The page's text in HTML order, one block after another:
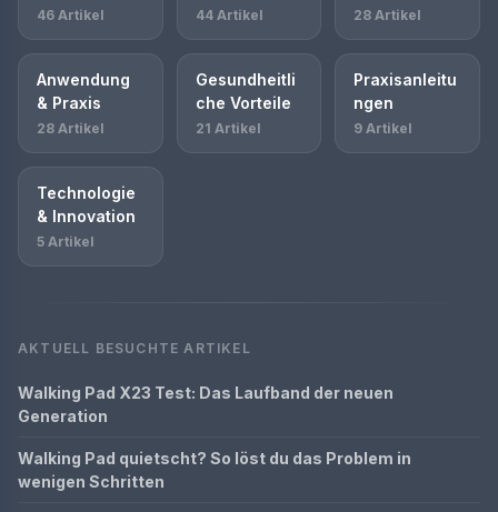
46 Artikel 44 Artikel 28 Artikel
Anwendung
& Praxis
28 Artikel
Gesundheitli
che Vorteile
21 Artikel
Praxisanleitu
ngen
9 Artikel
Technologie
& Innovation
5 Artikel
AKTUELL BESUCHTE ARTIKEL
Walking Pad X23 Test: Das Laufband der neuen
Generation
Walking Pad quietscht? So löst du das Problem in
wenigen Schritten